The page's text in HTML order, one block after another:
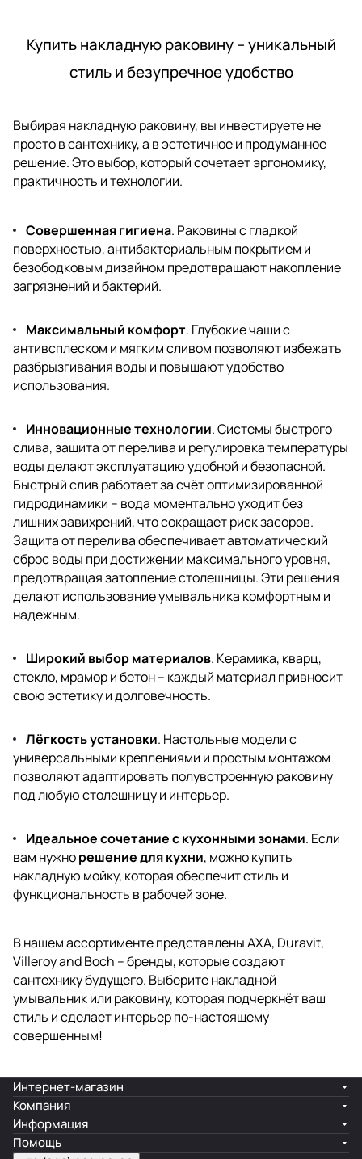
Купить накладную раковину – уникальный
стиль и безупречное удобство
Выбирая накладную раковину, вы инвестируете не
просто в сантехнику, а в эстетичное и продуманное
решение. Это выбор, который сочетает эргономику,
практичность и технологии.
Совершенная гигиена. Раковины с гладкой
поверхностью, антибактериальным покрытием и
безободковым дизайном предотвращают накопление
загрязнений и бактерий.
Максимальный комфорт. Глубокие чаши с
антивсплеском и мягким сливом позволяют избежать
разбрызгивания воды и повышают удобство
использования.
Инновационные технологии. Системы быстрого
слива, защита от перелива и регулировка температуры
воды делают эксплуатацию удобной и безопасной.
Быстрый слив работает за счёт оптимизированной
гидродинамики – вода моментально уходит без
лишних завихрений, что сокращает риск засоров.
Защита от перелива обеспечивает автоматический
сброс воды при достижении максимального уровня,
предотвращая затопление столешницы. Эти решения
делают использование умывальника комфортным и
надежным.
Широкий выбор материалов. Керамика, кварц,
стекло, мрамор и бетон – каждый материал привносит
свою эстетику и долговечность.
Лёгкость установки. Настольные модели с
универсальными креплениями и простым монтажом
позволяют адаптировать полувстроенную раковину
под любую столешницу и интерьер.
Идеальное сочетание с кухонными зонами. Если
вам нужнорешение для кухни, можно купить
накладную мойку, которая обеспечит стиль и
функциональность в рабочей зоне.
В нашем ассортименте представлены AXA, Duravit,
Villeroy and Boch – бренды, которые создают
сантехнику будущего. Выберите накладной
умывальник или раковину, которая подчеркнёт ваш
стиль и сделает интерьер по-настоящему
совершенным!
Интернет-магазин
Компания
Информация
Помощь